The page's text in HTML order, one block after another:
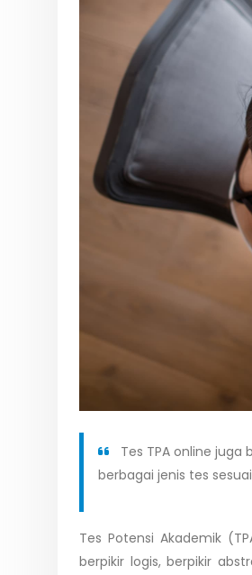
Tes TPA online
berbagai jenis tes
Tes Potensi Akademik
berpikir logis, berpikir